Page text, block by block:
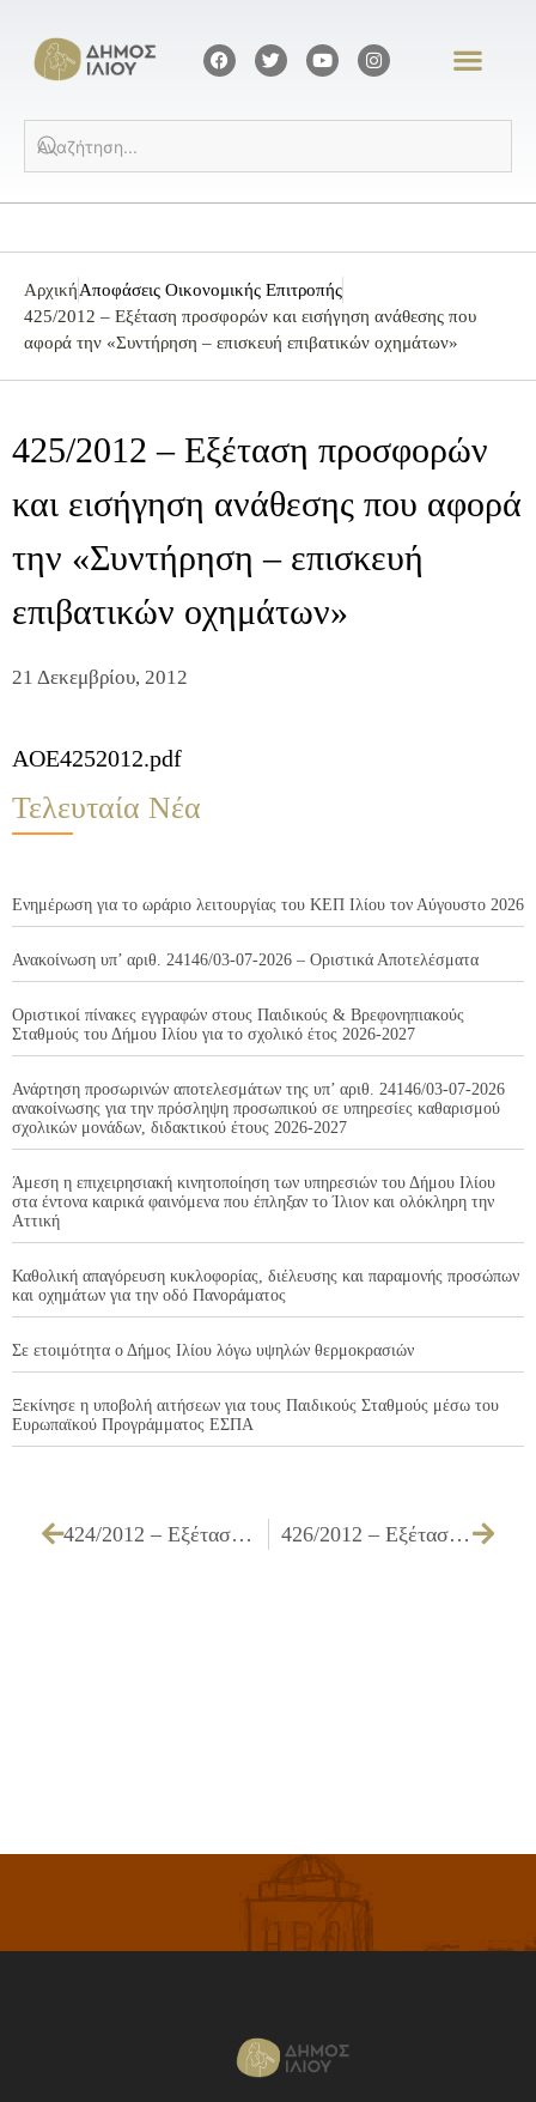
ΑρχικήΑποφάσεις Οικονομικής Επιτροπής
425/2012 – Εξέταση προσφορών και εισήγηση ανάθεσης που
αφορά την «Συντήρηση – επισκευή επιβατικών οχημάτων»
425/2012 – Εξέταση προσφορών
και εισήγηση ανάθεσης που αφορά
την «Συντήρηση – επισκευή
επιβατικών οχημάτων»
21 Δεκεμβρίου, 2012
AOE4252012.pdf
Τελευταία Νέα
Ενημέρωση για το ωράριο λειτουργίας του ΚΕΠ Ιλίου τον Αύγουστο 2026
Ανακοίνωση υπ’ αριθ. 24146/03-07-2026 – Οριστικά Αποτελέσματα
Οριστικοί πίνακες εγγραφών στους Παιδικούς & Βρεφονηπιακούς
Σταθμούς του Δήμου Ιλίου για το σχολικό έτος 2026-2027
Ανάρτηση προσωρινών αποτελεσμάτων της υπ’ αριθ. 24146/03-07-2026
ανακοίνωσης για την πρόσληψη προσωπικού σε υπηρεσίες καθαρισμού
σχολικών μονάδων, διδακτικού έτους 2026-2027
Άμεση η επιχειρησιακή κινητοποίηση των υπηρεσιών του Δήμου Ιλίου
στα έντονα καιρικά φαινόμενα που έπληξαν το Ίλιον και ολόκληρη την
Αττική
Καθολική απαγόρευση κυκλοφορίας, διέλευσης και παραμονής προσώπων
και οχημάτων για την οδό Πανοράματος
Σε ετοιμότητα ο Δήμος Ιλίου λόγω υψηλών θερμοκρασιών
Ξεκίνησε η υποβολή αιτήσεων για τους Παιδικούς Σταθμούς μέσω του
Ευρωπαϊκού Προγράμματος ΕΣΠΑ
424/2012 – Εξέταση προσφορών και εισήγηση ανάθεσης που αφορά την «Συντήρηση – επισκευή δικύκλων» 426/2012 – Εξέταση προσφορών και εισήγηση ανάθεσης που αφορά την «Συντήρηση – επισκευή οργάνων τροφοδοσίας οχημάτων»